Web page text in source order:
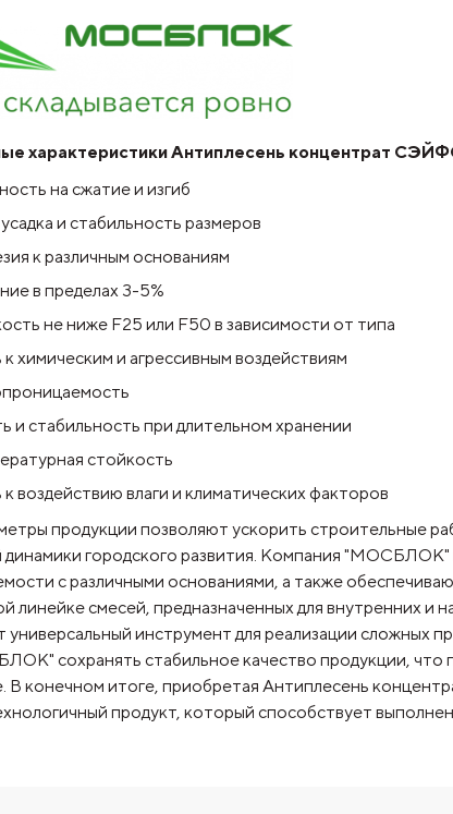
характеристики Антиплесень концентрат
на сжатие и изгиб
и стабильность размеров
к различным основаниям
в пределах 3-5%
не ниже F25 или F50 в зависимости от типа
химическим и агрессивным воздействиям
и стабильность при длительном хранении
стойкость
воздействию влаги и климатических факторов
продукции позволяют ускорить строительные
динамики городского развития. Компания
с различными основаниями, а также
линейке смесей, предназначенных для внутренних
инструмент для реализации сложных
сохранять стабильное качество продукции, что
В конечном итоге, приобретая Антиплесень
продукт, который способствует